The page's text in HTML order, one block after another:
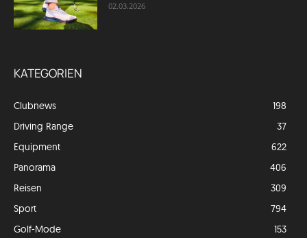
02.03.2026
KATEGORIEN
Clubnews
198
Driving Range
37
Equipment
622
Panorama
406
Reisen
309
Sport
794
Golf-Mode
153